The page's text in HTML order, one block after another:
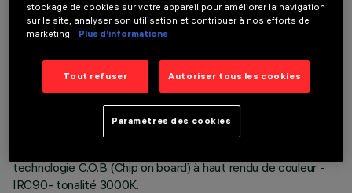
DONNÉES TECHNIQUES
DERNIÈRE MISE À JOUR: 06/08/2026
Projecteur orientable Ø86 avec adaptateur pour installation
technologie C.O.B (Chip on board) à haut rendu de couleur -
IRC90- tonalité 3000K.
stockage de cookies sur votre appareil pour améliorer la navigation
sur le site, analyser son utilisation et contribuer à nos efforts de
marketing.
Plus d’informations
Tout refuser Autoriser tous les cookies
Paramètres des cookies